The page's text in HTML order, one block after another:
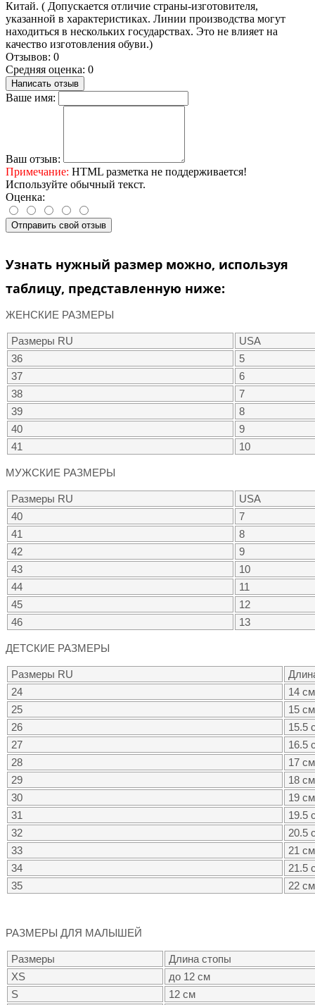
Китай. ( Допускается отличие страны-изготовителя,
указанной в характеристиках. Линии производства могут
находиться в нескольких государствах. Это не влияет на
качество изготовления обуви.)
Отзывов: 0
Средняя оценка: 0
Написать отзыв
Ваше имя:
Ваш отзыв:
Примечание: HTML разметка не поддерживается!
Используйте обычный текст.
Оценка:
Отправить свой отзыв
Узнать нужный размер можно, используя
таблицу, представленную ниже:
ЖЕНСКИЕ РАЗМЕРЫ
Размеры RU
USA
36
5
37
6
38
7
39
8
40
9
41
10
МУЖСКИЕ РАЗМЕРЫ
Размеры RU
USA
40
7
41
8
42
9
43
10
44
11
45
12
46
13
ДЕТСКИЕ РАЗМЕРЫ
Размеры RU
24
14 см
25
15 см
26
15.5
27
16.5
28
17 см
29
18 см
30
19 см
31
19.5
32
20.5
33
21 см
34
21.5
35
22 см
РАЗМЕРЫ ДЛЯ МАЛЫШЕЙ
Размеры
Длина стопы
XS
до 12 см
S
12 см